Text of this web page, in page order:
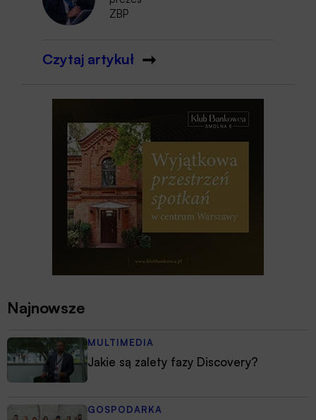
ZBP
Czytaj artykuł
Najnowsze
MULTIMEDIA
Jakie są zalety fazy Discovery?
GOSPODARKA